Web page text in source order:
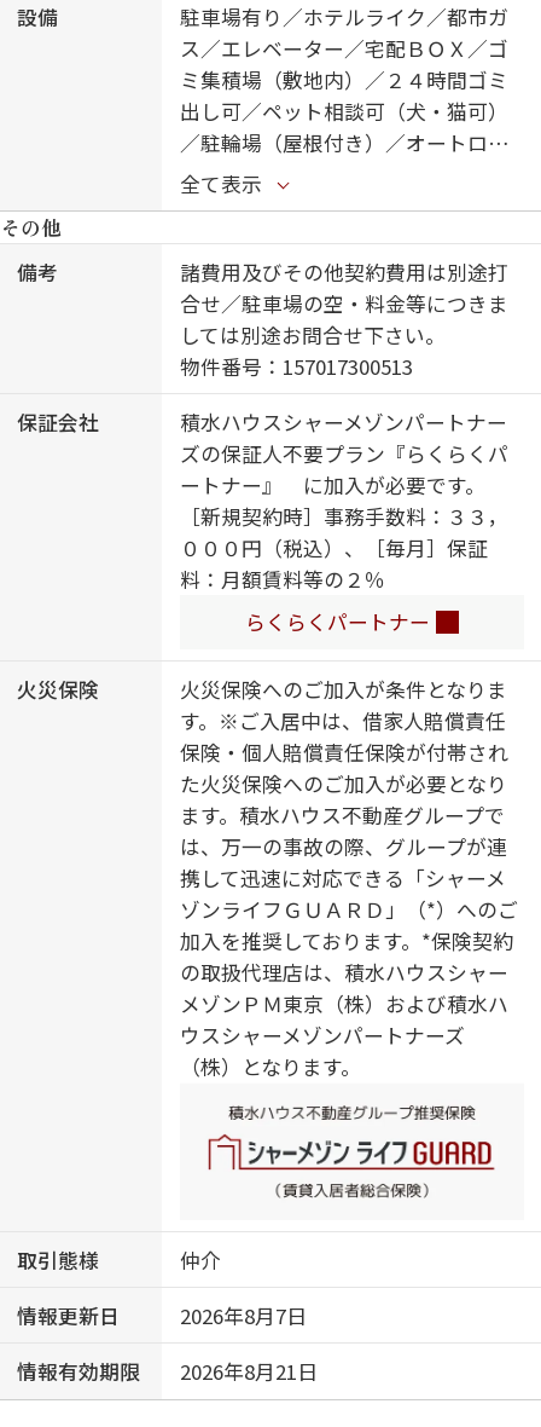
設備
駐車場有り／ホテルライク／都市ガ
ス／エレベーター／宅配ＢＯＸ／ゴ
ミ集積場（敷地内）／２４時間ゴミ
出し可／ペット相談可（犬・猫可）
／駐輪場（屋根付き）／オートロッ
ク／防犯カメラ／４Ｋ・８Ｋ対応／
ワークスペース／ピクチャーレール
／フローリング／モニタ付ドアホン
／ダウンライト／照明器具（ＬＥ
Ｄ）／インターネット無料／玄関鍵
（①キー②ロック）／給湯箇所（浴
室・台所・洗面所）／エコジョーズ
／給湯器（追焚機能付）／建築物省
エネ性能表示制度（ＢＥＬＳ）／浴
室乾燥機（暖房乾燥）／シャワー／
洗濯機置場（室内）／洗面化粧台／
室内物干し／ガスコンロ／２口コン
ロ／トイレ（洗浄機能付便座）／バ
ス・トイレ（セパレイト）／エアコ
ン（１台設置）
全て表示
その他
備考
諸費用及びその他契約費用は別途打
合せ／駐車場の空・料金等につきま
しては別途お問合せ下さい。
物件番号：157017300513
保証会社
積水ハウスシャーメゾンパートナー
ズの保証人不要プラン『らくらくパ
ートナー』 に加入が必要です。
［新規契約時］事務手数料：３３，
０００円（税込）、［毎月］保証
料：月額賃料等の２％
らくらくパートナー
火災保険
火災保険へのご加入が条件となりま
す。※ご入居中は、借家人賠償責任
保険・個人賠償責任保険が付帯され
た火災保険へのご加入が必要となり
ます。積水ハウス不動産グループで
は、万一の事故の際、グループが連
携して迅速に対応できる「シャーメ
ゾンライフＧＵＡＲＤ」（*）へのご
加入を推奨しております。*保険契約
の取扱代理店は、積水ハウスシャー
メゾンＰＭ東京（株）および積水ハ
ウスシャーメゾンパートナーズ
（株）となります。
取引態様
仲介
情報更新日
2026年8月7日
情報有効期限
2026年8月21日